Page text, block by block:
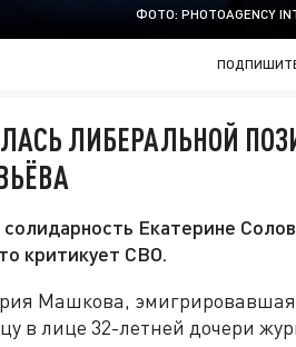
ФОТО: PHOTOAGENCY
ЛИБЕРАЛЬНОЙ
Екатерине
критикует СВО.
Машкова,
в лице 32-летней дочери